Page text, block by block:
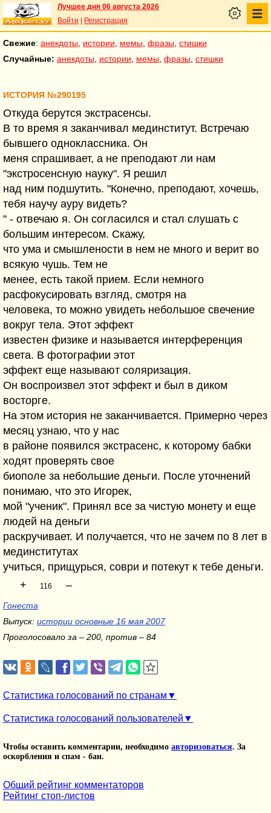
Лучшее дня 06 августа 2026
Войти
Регистрация
Свежие: анекдоты истории мемы фразы стишки
Случайные: анекдоты истории мемы фразы стишки
ИСТОРИЯ №290195
Откуда берутся экстрасенсы.
В то время я заканчивал мединститут. Встречаю
бывшего одноклассника. Он
меня спрашивает, а не преподают ли нам
"экстросенсную науку". Я решил
над ним подшутить. "Конечно, преподают, хочешь,
тебя научу ауру видеть?
" - отвечаю я. Он согласился и стал слушать с
большим интересом. Скажу,
что ума и смышлености в нем не много и верит во
всякую чушь. Тем не
менее, есть такой прием. Если немного
расфокусировать взгляд, смотря на
человека, то можно увидеть небольшое свечение
вокруг тела. Этот эффект
известен физике и называется интерференция
света. В фотографии этот
эффект еще называют соляризация.
Он воспроизвел этот эффект и был в диком
восторге.
На этом история не заканчивается. Примерно через
месяц узнаю, что у нас
в районе появился экстрасенс, к которому бабки
ходят проверять свое
биополе за небольшие деньги. После уточнений
понимаю, что это Игорек,
мой "ученик". Принял все за чистую монету и еще
людей на деньги
раскручивает. И получается, что не зачем по 8 лет в
мединститутах
учиться, прищурься, соври и потекут к тебе деньги.
+
116 –
Гонеста
Выпуск: истории основные 16 мая 2007
Проголосовало за – 200, против – 84
Статистика голосований по странам
Статистика голосований пользователей
Чтобы оставить комментарии, необходимо авторизоваться. За
оскорбления и спам - бан.
Общий рейтинг комментаторов
Рейтинг стоп-листов